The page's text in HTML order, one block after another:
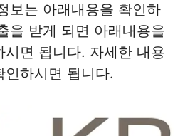
보는 아래내용을 확인하
을 받게 되면 아래내용을
시면 됩니다. 자세한 내용
하시면 됩니다.